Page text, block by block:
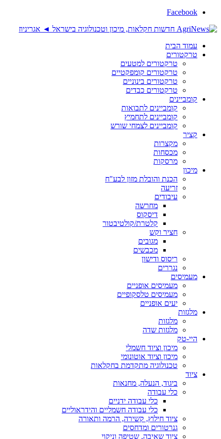
Facebook
עמוד הבית
טרקטורים
טרקטורים למטעים
טרקטורים קומפקטיים
טרקטורים בינוניים
טרקטורים כבדים
קומביינים
קומביינים לתבואות
קומביינים לתחמיץ
קומביינים לצמחי שורש
קציר
מקצרות
מכסחות
מרסקות
מיכון
הכנת והובלת מזון לבע"ח
זריעה
עיבודים
מחרשה
דיסקוס
קלטרת/קולטיבטור
חציר וקש
מגובים
מכבשים
ריסוס ודישון
נגררים
מעמיסים
מעמיסים אופניים
מעמיסים טלסקופיים
יעים אופניים
מלגזות
מלגזות
מלגזות שדה
היי-טק
מיכון וציוד חשמלי
מיכון וציוד אוטונומי
טכנולוגיה מתקדמת בחקלאות
ציוד
ביגוד, הנעלה, מחנאות
כלי עבודה
כלי עבודה ידניים
כלי עבודה חשמליים והידראוליים
ציוד חילוץ, קשירה, הרמה ותאורה
גנרטורים ומדחסים
ציוד שאיבה, שטיפה וניקוי